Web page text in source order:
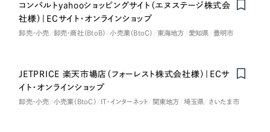
コンパルトyahooショッピングサイト（エヌステージ株式会
社様）｜ECサイト・オンラインショップ
卸売・小売 卸売・商社（BtoB） 小売業（BtoC） 東海地方 愛知県 豊明市
JETPRICE 楽天市場店（フォーレスト株式会社様）｜ECサ
イト・オンラインショップ
卸売・小売 小売業（BtoC） IT・インターネット 関東地方 埼玉県 さいたま市